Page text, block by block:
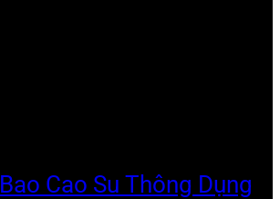
Bao Cao Su Thông Dụng